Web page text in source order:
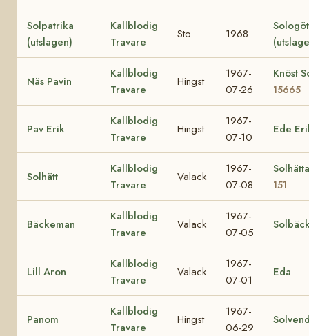
Solpatrika
(utslagen)
Kallblodig
Travare
Sto 1968
Näs Pavin
Kallblodig
Travare
Hingst
1967-
07-26
Knöst
15665
Pav Erik
Kallblodig
Travare
Hingst
1967-
07-10
Ede
Solhätt
Kallblodig
Travare
Valack
1967-
07-08
151
Bäckeman
Kallblodig
Travare
Valack
1967-
07-05
Lill Aron
Kallblodig
Travare
Valack
1967-
07-01
Eda
Panom
Kallblodig
Travare
Hingst
1967-
06-29